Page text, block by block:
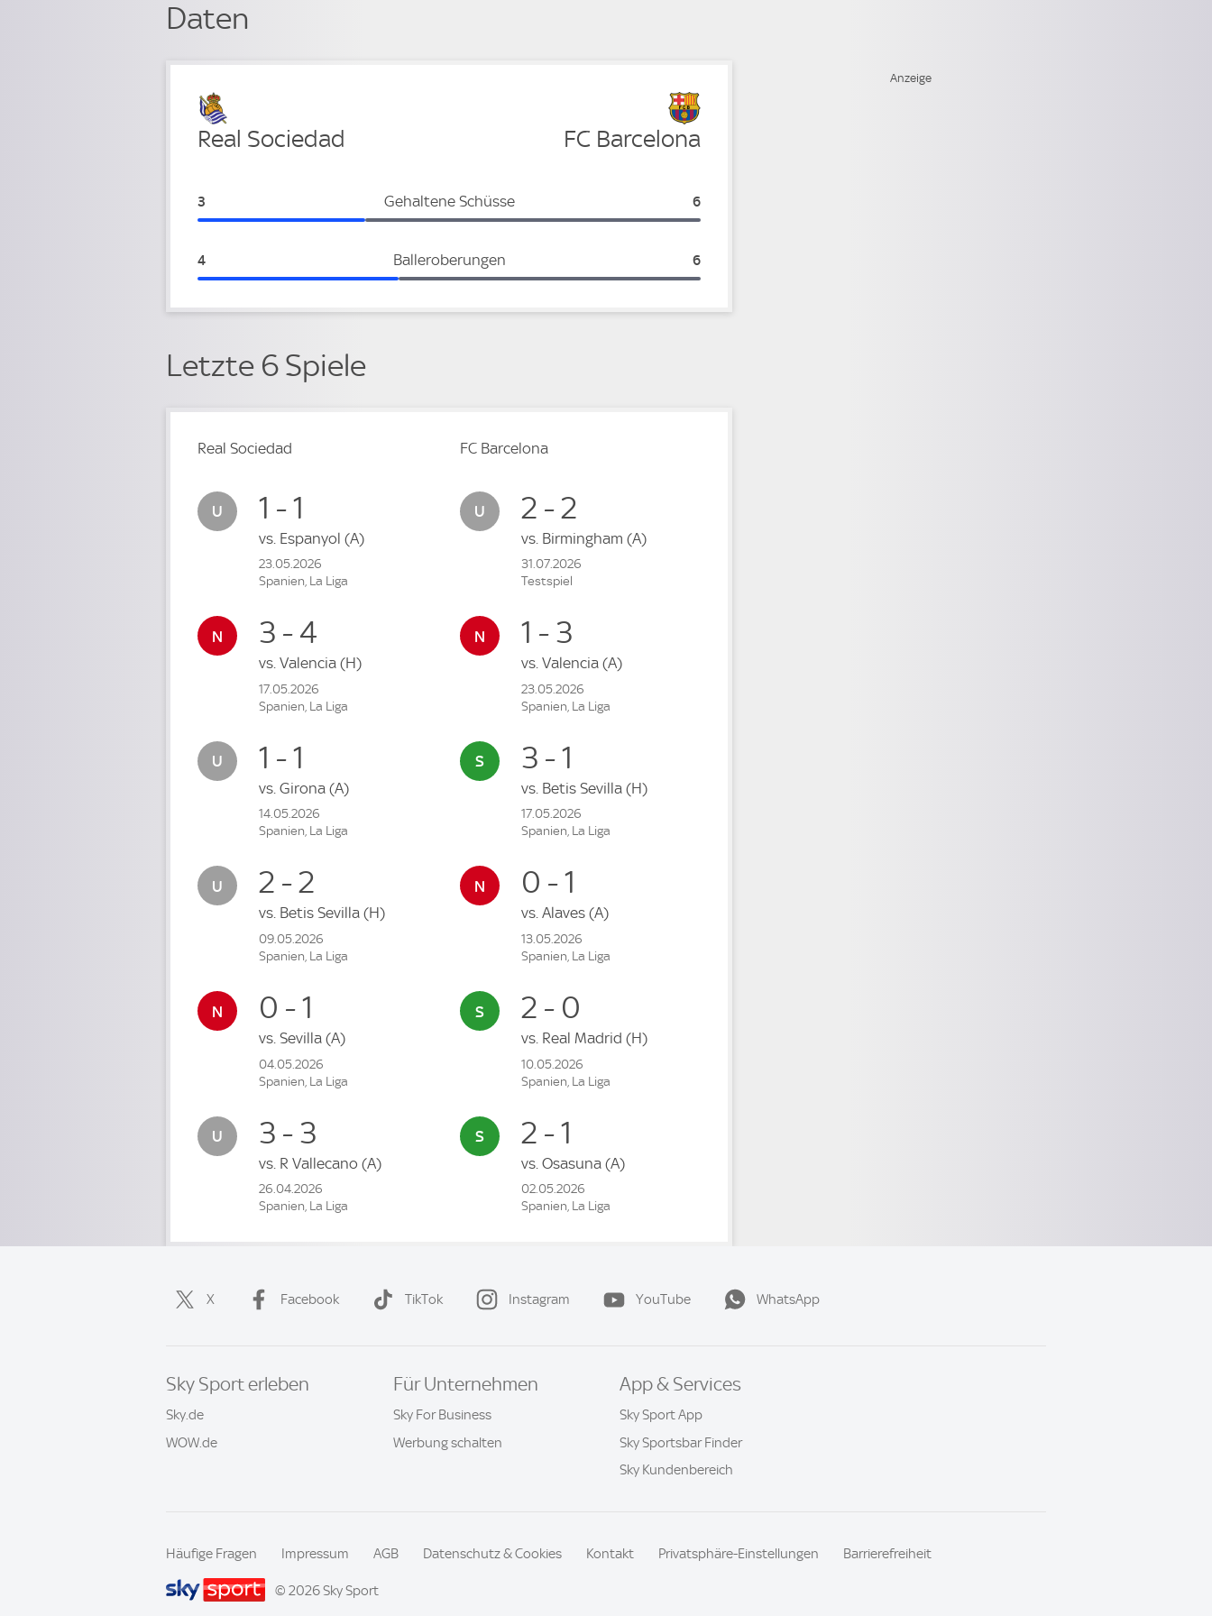
Daten
Verteidigung
Real Sociedad FC Barcelona
Gehaltene Schüsse
Real Sociedad:
3 FC Barcelona:
6
Balleroberungen
Real Sociedad:
4 FC Barcelona:
6
Letzte 6 Spiele
Real Sociedad
1 - 1
vs. Espanyol (A)
23.05.2026
Spanien, La Liga
3 - 4
vs. Valencia (H)
17.05.2026
Spanien, La Liga
1 - 1
vs. Girona (A)
14.05.2026
Spanien, La Liga
2 - 2
vs. Betis Sevilla (H)
09.05.2026
Spanien, La Liga
0 - 1
vs. Sevilla (A)
04.05.2026
Spanien, La Liga
3 - 3
vs. R Vallecano (A)
26.04.2026
Spanien, La Liga
FC Barcelona
2 - 2
vs. Birmingham (A)
31.07.2026
Testspiel
1 - 3
vs. Valencia (A)
23.05.2026
Spanien, La Liga
3 - 1
vs. Betis Sevilla (H)
17.05.2026
Spanien, La Liga
0 - 1
vs. Alaves (A)
13.05.2026
Spanien, La Liga
2 - 0
vs. Real Madrid (H)
10.05.2026
Spanien, La Liga
2 - 1
vs. Osasuna (A)
02.05.2026
Spanien, La Liga
X Facebook TikTok Instagram YouTube WhatsApp
Sky Sport erleben
Sky.de
WOW.de
Für Unternehmen
Sky For Business
Werbung schalten
App & Services
Sky Sport App
Sky Sportsbar Finder
Sky Kundenbereich
Häufige Fragen Impressum AGB Datenschutz & Cookies Kontakt Privatsphäre-Einstellungen Barrierefreiheit
© 2026 Sky Sport